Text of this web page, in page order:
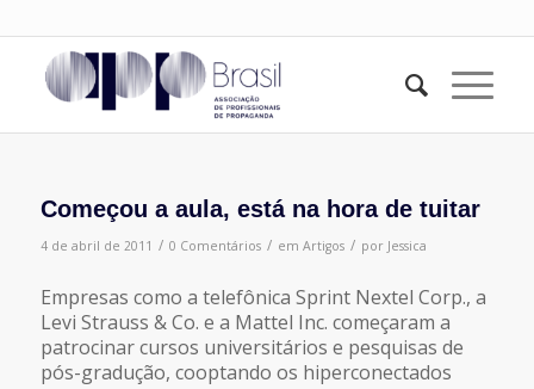
Começou a aula, está na hora de tuitar
4 de abril de 2011 / 0 Comentários / em Artigos / por Jessica
Empresas como a telefônica Sprint Nextel Corp., a
Levi Strauss & Co. e a Mattel Inc. começaram a
patrocinar cursos universitários e pesquisas de
pós-gradução, cooptando os hiperconectados